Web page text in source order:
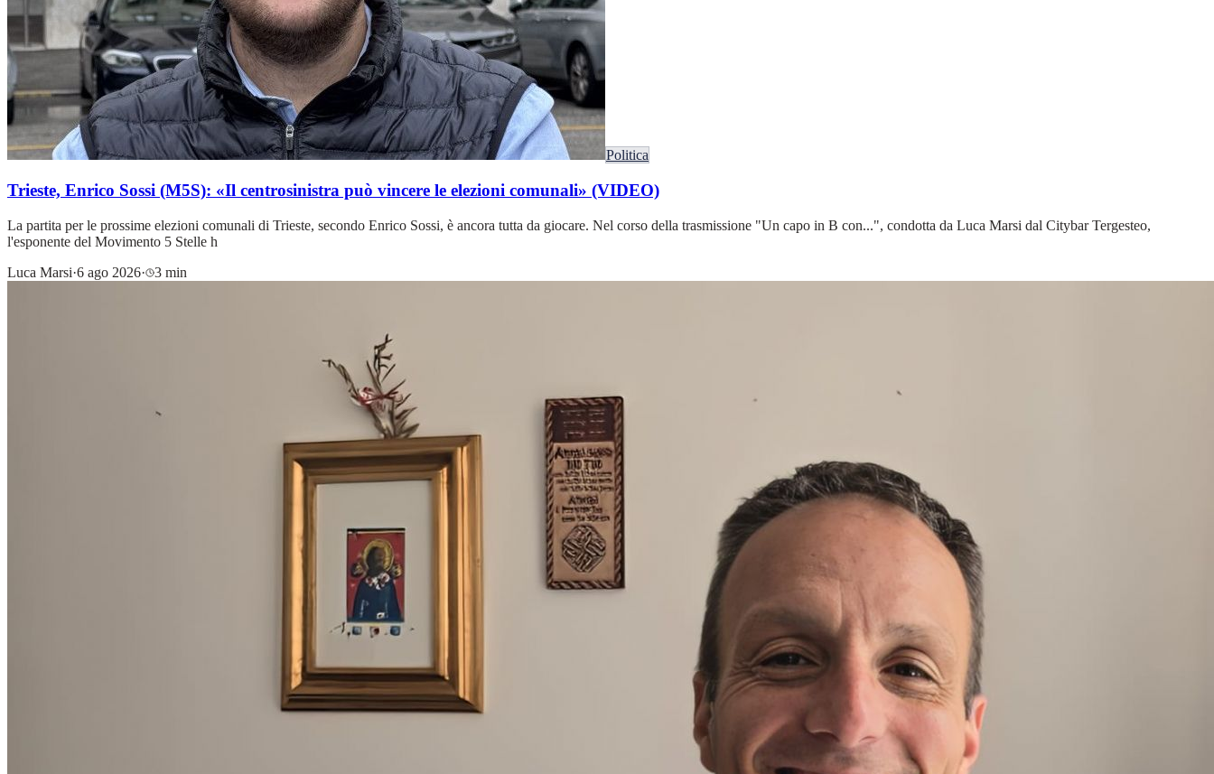
Politica
Trieste, Enrico Sossi (M5S): «Il centrosinistra può vincere le elezioni comunali» (VIDEO)
La partita per le prossime elezioni comunali di Trieste, secondo Enrico Sossi, è ancora tutta da giocare. Nel corso della trasmissione "Un capo in B con...", condotta da Luca Marsi dal Citybar Tergesteo,
l'esponente del Movimento 5 Stelle h
Luca Marsi·6 ago 2026· 3 min